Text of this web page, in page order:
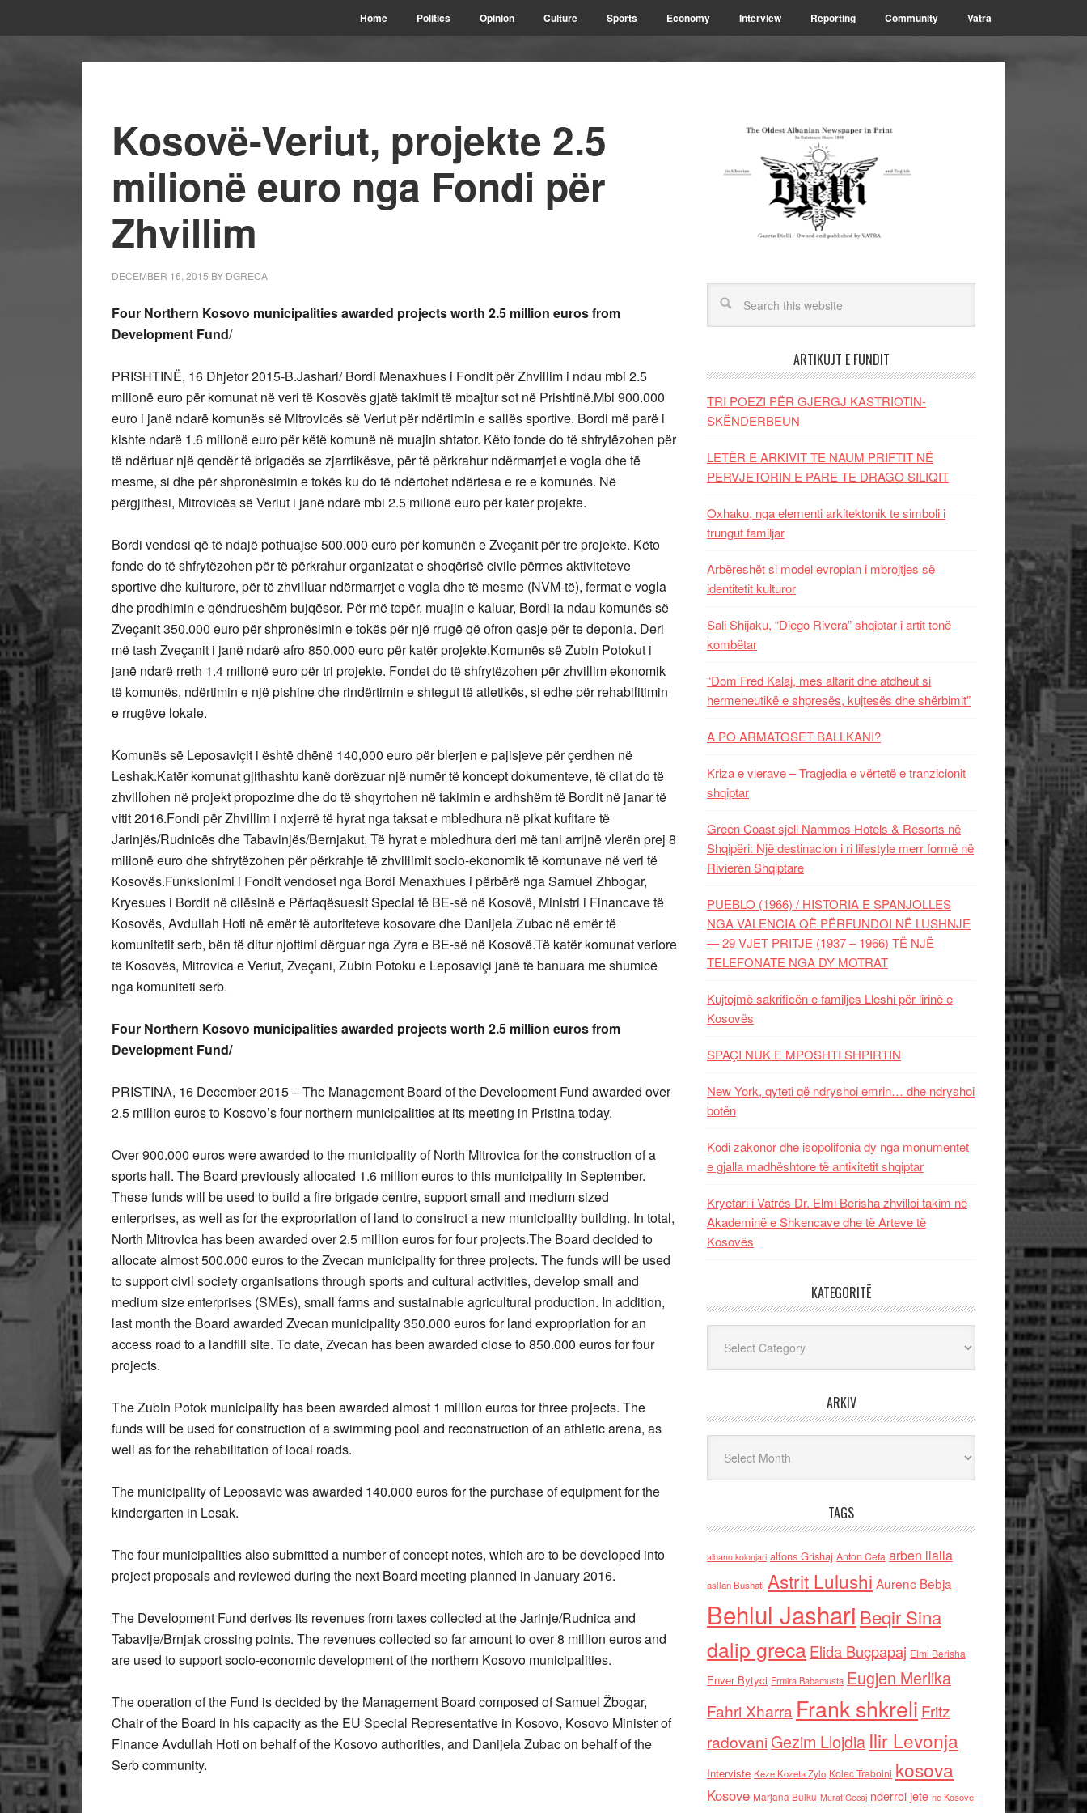
Home Politics Opinion Culture Sports Economy Interview Reporting Community Vatra
Kosovë-Veriut, projekte 2.5
milionë euro nga Fondi për
Zhvillim
DECEMBER 16, 2015 BY DGRECA
Four Northern Kosovo municipalities awarded projects worth 2.5 million euros from
Development Fund/
PRISHTINË, 16 Dhjetor 2015-B.Jashari/ Bordi Menaxhues i Fondit për Zhvillim i ndau mbi 2.5
milionë euro për komunat në veri të Kosovës gjatë takimit të mbajtur sot në Prishtinë.Mbi 900.000
euro i janë ndarë komunës së Mitrovicës së Veriut për ndërtimin e sallës sportive. Bordi më parë i
kishte ndarë 1.6 milionë euro për këtë komunë në muajin shtator. Këto fonde do të shfrytëzohen për
të ndërtuar një qendër të brigadës se zjarrfikësve, për të përkrahur ndërmarrjet e vogla dhe të
mesme, si dhe për shpronësimin e tokës ku do të ndërtohet ndërtesa e re e komunës. Në
përgjithësi, Mitrovicës së Veriut i janë ndarë mbi 2.5 milionë euro për katër projekte.
Bordi vendosi që të ndajë pothuajse 500.000 euro për komunën e Zveçanit për tre projekte. Këto
fonde do të shfrytëzohen për të përkrahur organizatat e shoqërisë civile përmes aktiviteteve
sportive dhe kulturore, për të zhvilluar ndërmarrjet e vogla dhe të mesme (NVM-të), fermat e vogla
dhe prodhimin e qëndrueshëm bujqësor. Për më tepër, muajin e kaluar, Bordi ia ndau komunës së
Zveçanit 350.000 euro për shpronësimin e tokës për një rrugë që ofron qasje për te deponia. Deri
më tash Zveçanit i janë ndarë afro 850.000 euro për katër projekte.Komunës së Zubin Potokut i
janë ndarë rreth 1.4 milionë euro për tri projekte. Fondet do të shfrytëzohen për zhvillim ekonomik
të komunës, ndërtimin e një pishine dhe rindërtimin e shtegut të atletikës, si edhe për rehabilitimin
e rrugëve lokale.
Komunës së Leposaviçit i është dhënë 140,000 euro për blerjen e pajisjeve për çerdhen në
Leshak.Katër komunat gjithashtu kanë dorëzuar një numër të koncept dokumenteve, të cilat do të
zhvillohen në projekt propozime dhe do të shqyrtohen në takimin e ardhshëm të Bordit në janar të
vitit 2016.Fondi për Zhvillim i nxjerrë të hyrat nga taksat e mbledhura në pikat kufitare të
Jarinjës/Rudnicës dhe Tabavinjës/Bernjakut. Të hyrat e mbledhura deri më tani arrijnë vlerën prej 8
milionë euro dhe shfrytëzohen për përkrahje të zhvillimit socio-ekonomik të komunave në veri të
Kosovës.Funksionimi i Fondit vendoset nga Bordi Menaxhues i përbërë nga Samuel Zhbogar,
Kryesues i Bordit në cilësinë e Përfaqësuesit Special të BE-së në Kosovë, Ministri i Financave të
Kosovës, Avdullah Hoti në emër të autoriteteve kosovare dhe Danijela Zubac në emër të
komunitetit serb, bën të ditur njoftimi dërguar nga Zyra e BE-së në Kosovë.Të katër komunat veriore
të Kosovës, Mitrovica e Veriut, Zveçani, Zubin Potoku e Leposaviçi janë të banuara me shumicë
nga komuniteti serb.
Four Northern Kosovo municipalities awarded projects worth 2.5 million euros from
Development Fund/
PRISTINA, 16 December 2015 – The Management Board of the Development Fund awarded over
2.5 million euros to Kosovo’s four northern municipalities at its meeting in Pristina today.
Over 900.000 euros were awarded to the municipality of North Mitrovica for the construction of a
sports hall. The Board previously allocated 1.6 million euros to this municipality in September.
These funds will be used to build a fire brigade centre, support small and medium sized
enterprises, as well as for the expropriation of land to construct a new municipality building. In total,
North Mitrovica has been awarded over 2.5 million euros for four projects.The Board decided to
allocate almost 500.000 euros to the Zvecan municipality for three projects. The funds will be used
to support civil society organisations through sports and cultural activities, develop small and
medium size enterprises (SMEs), small farms and sustainable agricultural production. In addition,
last month the Board awarded Zvecan municipality 350.000 euros for land expropriation for an
access road to a landfill site. To date, Zvecan has been awarded close to 850.000 euros for four
projects.
The Zubin Potok municipality has been awarded almost 1 million euros for three projects. The
funds will be used for construction of a swimming pool and reconstruction of an athletic arena, as
well as for the rehabilitation of local roads.
The municipality of Leposavic was awarded 140.000 euros for the purchase of equipment for the
kindergarten in Lesak.
The four municipalities also submitted a number of concept notes, which are to be developed into
project proposals and reviewed during the next Board meeting planned in January 2016.
The Development Fund derives its revenues from taxes collected at the Jarinje/Rudnica and
Tabavije/Brnjak crossing points. The revenues collected so far amount to over 8 million euros and
are used to support socio-economic development of the northern Kosovo municipalities.
The operation of the Fund is decided by the Management Board composed of Samuel Žbogar,
Chair of the Board in his capacity as the EU Special Representative in Kosovo, Kosovo Minister of
Finance Avdullah Hoti on behalf of the Kosovo authorities, and Danijela Zubac on behalf of the
Serb community.
ARTIKUJT E FUNDIT
TRI POEZI PËR GJERGJ KASTRIOTIN-
SKËNDERBEUN
LETËR E ARKIVIT TE NAUM PRIFTIT NË
PERVJETORIN E PARE TE DRAGO SILIQIT
Oxhaku, nga elementi arkitektonik te simboli i
trungut familjar
Arbëreshët si model evropian i mbrojtjes së
identitetit kulturor
Sali Shijaku, “Diego Rivera” shqiptar i artit tonë
kombëtar
“Dom Fred Kalaj, mes altarit dhe atdheut si
hermeneutikë e shpresës, kujtesës dhe shërbimit”
A PO ARMATOSET BALLKANI?
Kriza e vlerave – Tragjedia e vërtetë e tranzicionit
shqiptar
Green Coast sjell Nammos Hotels & Resorts në
Shqipëri: Një destinacion i ri lifestyle merr formë në
Rivierën Shqiptare
PUEBLO (1966) / HISTORIA E SPANJOLLES
NGA VALENCIA QË PËRFUNDOI NË LUSHNJE
— 29 VJET PRITJE (1937 – 1966) TË NJË
TELEFONATE NGA DY MOTRAT
Kujtojmë sakrificën e familjes Lleshi për lirinë e
Kosovës
SPAÇI NUK E MPOSHTI SHPIRTIN
New York, qyteti që ndryshoi emrin… dhe ndryshoi
botën
Kodi zakonor dhe isopolifonia dy nga monumentet
e gjalla madhështore të antikitetit shqiptar
Kryetari i Vatrës Dr. Elmi Berisha zhvilloi takim në
Akademinë e Shkencave dhe të Arteve të
Kosovës
KATEGORITË
ARKIV
TAGS
albano kolonjari alfons Grishaj Anton Cefa arben llalla
asllan Bushati Astrit Lulushi Aurenc Bebja
Behlul Jashari Beqir Sina
dalip grecaElida Buçpapaj Elmi Berisha
Enver Bytyci Ermira Babamusta Eugjen Merlika
Fahri Xharra Frank shkreli Fritz
radovaniGezim Llojdia Ilir Levonja
Interviste Keze Kozeta Zylo Kolec Traboini kosova
Kosove Marjana Bulku Murat Gecaj nderroi jete ne Kosove